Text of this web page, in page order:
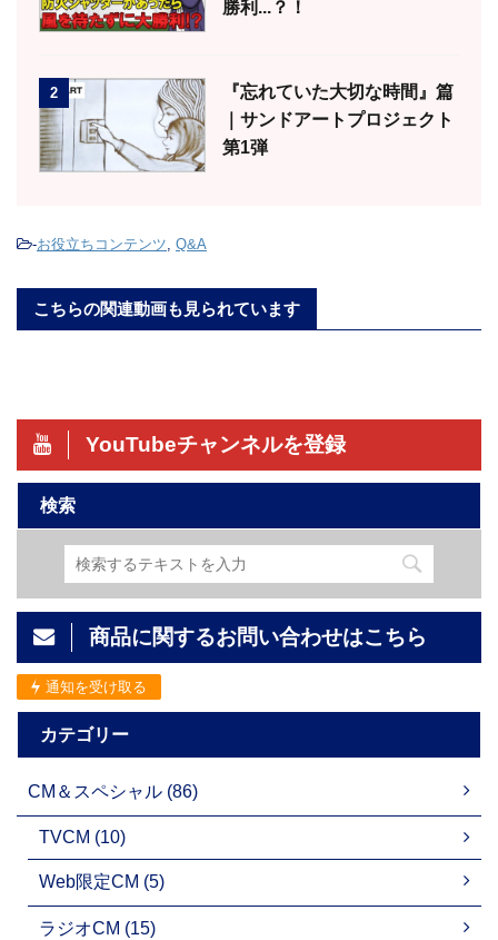
勝利...？！
2
『忘れていた大切な時間』篇
｜サンドアートプロジェクト
第1弾
-お役立ちコンテンツ, Q&A
こちらの関連動画も見られています
YouTubeチャンネルを登録
検索
商品に関するお問い合わせはこちら
通知を受け取る
カテゴリー
CM＆スペシャル (86)
TVCM (10)
Web限定CM (5)
ラジオCM (15)